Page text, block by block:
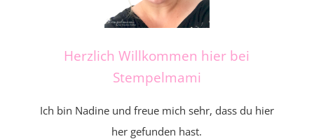
Herzlich Willkommen hier bei
Stempelmami
Ich bin Nadine und freue mich sehr, dass du hier
her gefunden hast.